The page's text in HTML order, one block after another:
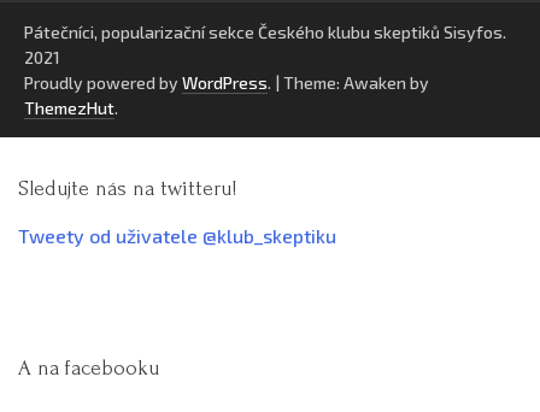
Pátečníci, popularizační sekce Českého klubu skeptiků Sisyfos.
2021
Proudly powered by WordPress. | Theme: Awaken by
ThemezHut.
Sledujte nás na twitteru!
Tweety od uživatele @klub_skeptiku
A na facebooku